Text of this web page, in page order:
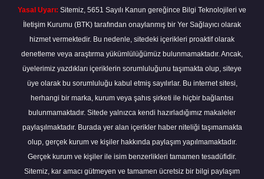
Yasal Uyarı: Sitemiz, 5651 Sayılı Kanun gereğince Bilgi Teknolojileri ve
İletişim Kurumu (BTK) tarafından onaylanmış bir Yer Sağlayıcı olarak
hizmet vermektedir. Bu nedenle, sitedeki içerikleri proaktif olarak
denetleme veya araştırma yükümlülüğümüz bulunmamaktadır. Ancak,
üyelerimiz yazdıkları içeriklerin sorumluluğunu taşımakta olup, siteye
üye olarak bu sorumluluğu kabul etmiş sayılırlar. Bu internet sitesi,
herhangi bir marka, kurum veya şahıs şirketi ile hiçbir bağlantısı
bulunmamaktadır. Sitede yalnızca kendi hazırladığımız makaleler
paylaşılmaktadır. Burada yer alan içerikler haber niteliği taşımamakta
olup, gerçek kurum ve kişiler hakkında paylaşım yapılmamaktadır.
Gerçek kurum ve kişiler ile isim benzerlikleri tamamen tesadüfidir.
Sitemiz, kar amacı gütmeyen ve tamamen ücretsiz bir bilgi paylaşım